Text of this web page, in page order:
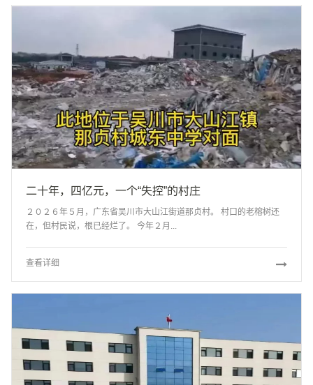
[欧洲国家]无国界文化：奥索亚努姐妹北京民歌音乐会举行
二十年，四亿元，一个“失控”的村庄
２０２６年５月，广东省吴川市大山江街道那贞村。 村口的老榕树还
在，但村民说，根已经烂了。 今年２月...
查看详细